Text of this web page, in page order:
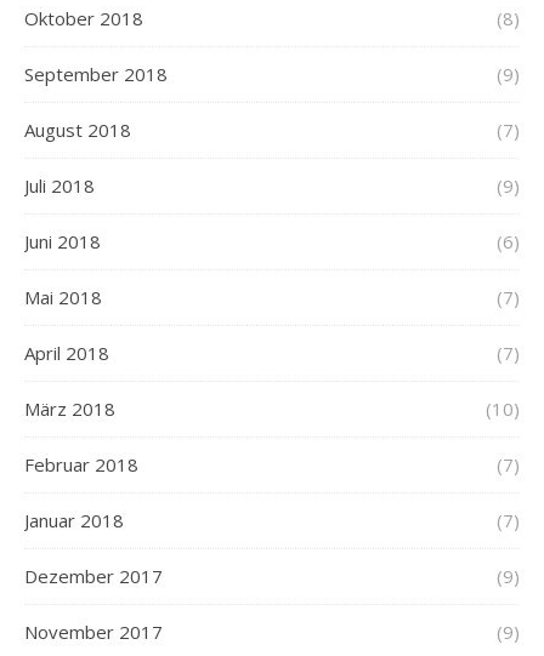
Oktober 2018 (8)
September 2018 (9)
August 2018 (7)
Juli 2018 (9)
Juni 2018 (6)
Mai 2018 (7)
April 2018 (7)
März 2018 (10)
Februar 2018 (7)
Januar 2018 (7)
Dezember 2017 (9)
November 2017 (9)